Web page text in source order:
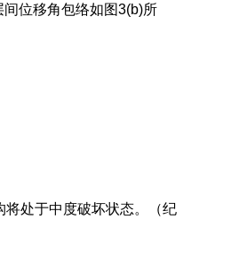
位移角包络如图3(b)所
处于中度破坏状态。（纪